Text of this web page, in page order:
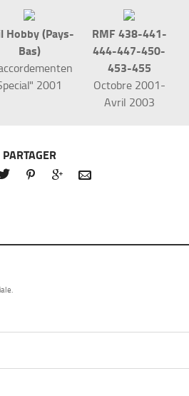
Hobby (Pays-
Bas)
2001
RMF 438-441-
444-447-450-
453-455
Octobre 2001-
Avril 2003
PARTAGER
  